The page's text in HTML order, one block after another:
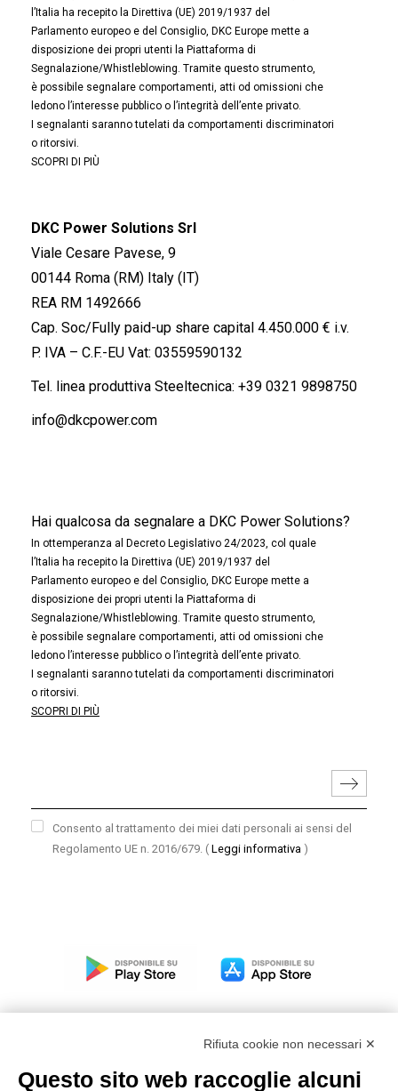
l’Italia ha recepito la Direttiva (UE) 2019/1937 del
Parlamento europeo e del Consiglio, DKC Europe mette a
disposizione dei propri utenti la Piattaforma di
Segnalazione/Whistleblowing. Tramite questo strumento,
è possibile segnalare comportamenti, atti od omissioni che
ledono l’interesse pubblico o l’integrità dell’ente privato.
I segnalanti saranno tutelati da comportamenti discriminatori
o ritorsivi.
SCOPRI DI PIÙ
DKC Power Solutions Srl
Viale Cesare Pavese, 9
00144 Roma (RM) Italy (IT)
REA RM 1492666
Cap. Soc/Fully paid-up share capital 4.450.000 € i.v.
P. IVA – C.F.-EU Vat: 03559590132
Tel. linea produttiva Steeltecnica: +39 0321 9898750
info@dkcpower.com
Hai qualcosa da segnalare a DKC Power Solutions?
In ottemperanza al Decreto Legislativo 24/2023, col quale
l’Italia ha recepito la Direttiva (UE) 2019/1937 del
Parlamento europeo e del Consiglio, DKC Europe mette a
disposizione dei propri utenti la Piattaforma di
Segnalazione/Whistleblowing. Tramite questo strumento,
è possibile segnalare comportamenti, atti od omissioni che
ledono l’interesse pubblico o l’integrità dell’ente privato.
I segnalanti saranno tutelati da comportamenti discriminatori
o ritorsivi.
SCOPRI DI PIÙ
Consento al trattamento dei miei dati personali ai sensi del
Regolamento UE n. 2016/679. ( Leggi informativa )
Modello organizzativo, gestione e controllo – D. lgs.
Rifiuta cookie non necessari ✕
Questo sito web raccoglie alcuni